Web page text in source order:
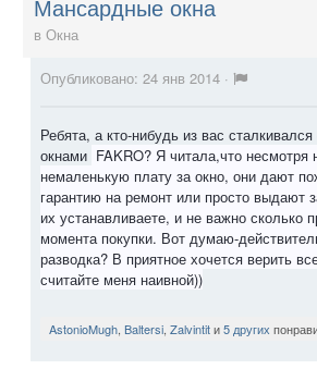
Мансардные окна
в Окна
Опубликовано: 24 янв 2014 ·
Ребята, а кто-нибудь из вас
окнами FAKRO? Я читала,что несмотря
немаленькую плату заокно, они дают
гарантию на ремонт или просто выдают
их устанавливаете, и не важно сколько
момента покупки. Вот думаю-
разводка? В приятное хочется верить
считайте меня наивной))
AstonioMugh Baltersi Zalvintitи5 других